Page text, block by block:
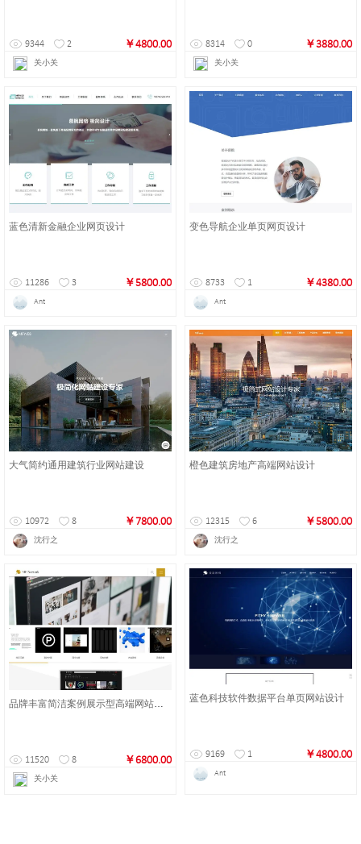
9344 2 ￥4800.00
关小关
8314 0 ￥3880.00
关小关
蓝色清新金融企业网页设计
11286 3 ￥5800.00
Ant
变色导航企业单页网页设计
8733 1 ￥4380.00
Ant
大气简约通用建筑行业网站建设
10972 8 ￥7800.00
沈行之
橙色建筑房地产高端网站设计
12315 6 ￥5800.00
沈行之
品牌丰富简洁案例展示型高端网站设计
11520 8 ￥6800.00
关小关
蓝色科技软件数据平台单页网站设计
9169 1 ￥4800.00
Ant